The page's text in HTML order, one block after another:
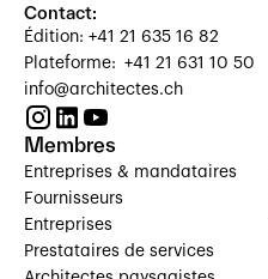
Contact:
Édition: +41 21 635 16 82
Plateforme: +41 21 631 10 50
info@architectes.ch
Membres
Entreprises & mandataires
Fournisseurs
Entreprises
Prestataires de services